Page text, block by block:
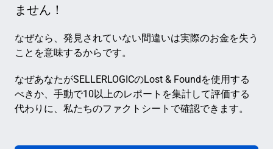
ません！
なぜなら、発見されていない間違いは実際のお金を失う
ことを意味するからです。
なぜあなたがSELLERLOGICのLost & Foundを使用する
べきか、手動で10以上のレポートを集計して評価する
代わりに、私たちのファクトシートで確認できます。